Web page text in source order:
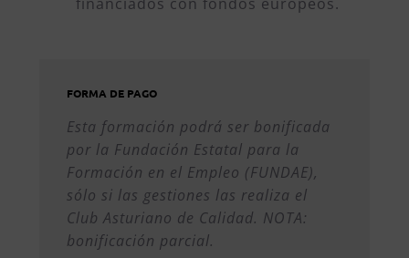
FORMA DE PAGO
Esta formación podrá ser bonificada
por la Fundación Estatal para la
Formación en el Empleo (FUNDAE),
sólo si las gestiones las realiza el
Club Asturiano de Calidad. NOTA:
bonificación parcial.